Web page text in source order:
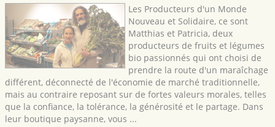
Les Producteurs d'un Monde
Nouveau et Solidaire, ce sont
Matthias et Patricia, deux
producteurs de fruits et légumes
bio passionnés qui ont choisi de
prendre la route d'un maraîchage
différent, déconnecté de l'économie de marché traditionnelle,
mais au contraire reposant sur de fortes valeurs morales, telles
que la confiance, la tolérance, la générosité et le partage. Dans
leur boutique paysanne, vous ...